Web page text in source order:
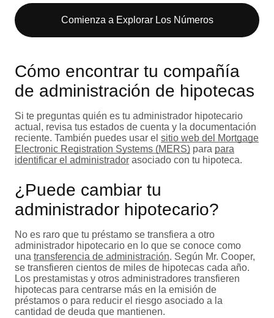
Comienza a Explorar Los Números​
Cómo encontrar tu compañía
de administración de hipotecas
Si te preguntas quién es tu administrador hipotecario
actual, revisa tus estados de cuenta y la documentación
reciente. También puedes usar el sitio web del Mortgage
Electronic Registration Systems (MERS) para para
identificar el administrador asociado con tu hipoteca.
¿Puede cambiar tu
administrador hipotecario?
No es raro que tu préstamo se transfiera a otro
administrador hipotecario en lo que se conoce como
una transferencia de administración. Según Mr. Cooper,
se transfieren cientos de miles de hipotecas cada año.
Los prestamistas y otros administradores transfieren
hipotecas para centrarse más en la emisión de
préstamos o para reducir el riesgo asociado a la
cantidad de deuda que mantienen.